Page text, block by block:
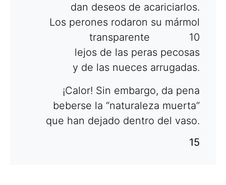
dan deseos de acariciarlos.
Los perones rodaron su mármol
transparente 10
lejos de las peras pecosas
y de las nueces arrugadas.
¡Calor! Sin embargo, da pena
beberse la “naturaleza muerta”
que han dejado dentro del vaso.
15